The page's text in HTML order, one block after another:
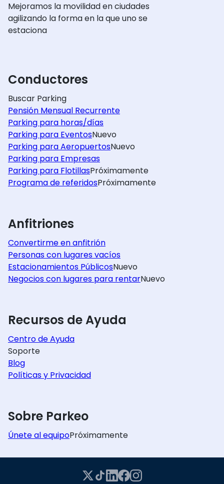
Mejoramos la movilidad en ciudades
agilizando la forma en la que uno se
estaciona
Conductores
Buscar Parking
Pensión Mensual Recurrente
Parking para horas/días
Parking para EventosNuevo
Parking para AeropuertosNuevo
Parking para Empresas
Parking para FlotillasPróximamente
Programa de referidosPróximamente
Anfitriones
Convertirme en anfitrión
Personas con lugares vacíos
Estacionamientos PúblicosNuevo
Negocios con lugares para rentarNuevo
Recursos de Ayuda
Centro de Ayuda
Soporte
Blog
Políticas y Privacidad
Sobre Parkeo
Únete al equipoPróximamente